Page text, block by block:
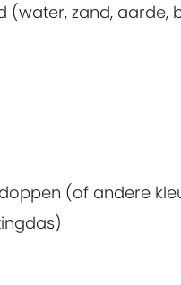
(water, zand,
(of andere